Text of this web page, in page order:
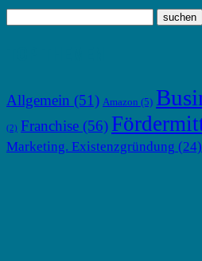
Allgemein (51) Amazon (5)
(2) Franchise (56)
Marketing. Existenzgründung (24)